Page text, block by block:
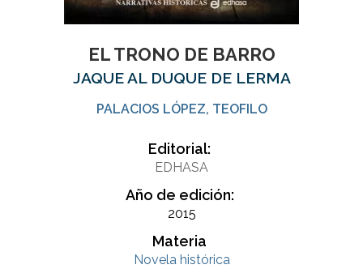
EL TRONO DE BARRO
JAQUE AL DUQUE DE LERMA
PALACIOS LÓPEZ, TEOFILO
Editorial:
EDHASA
Año de edición:
2015
Materia
Novela histórica